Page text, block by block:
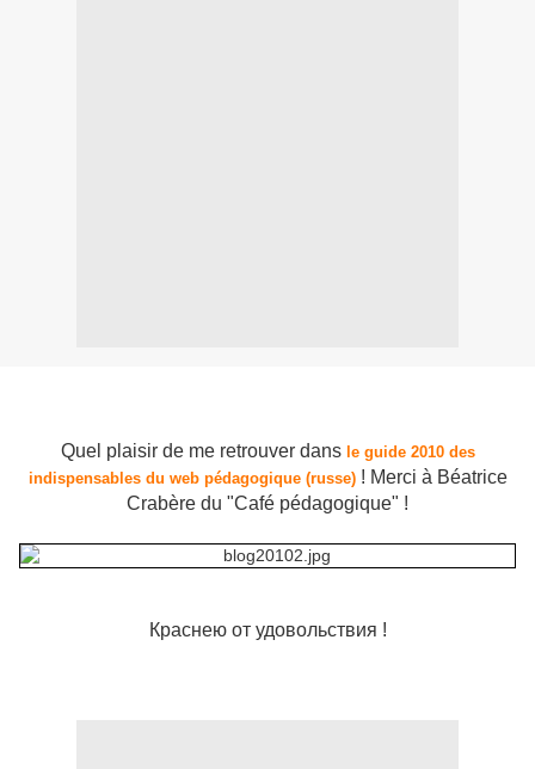
Quel plaisir de me retrouver dans le guide 2010 des
indispensables du web pédagogique (russe)! Merci à Béatrice
Crabère du "Café pédagogique" !
Краснею от удовольствия !